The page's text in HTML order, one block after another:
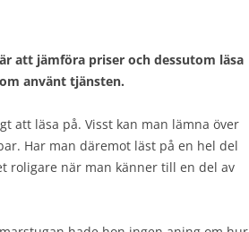
att jämföra priser och dessutom läsa
använt tjänsten.
att läsa på. Visst kan man lämna över
Har man däremot läst på en hel del
roligare när man känner till en del av